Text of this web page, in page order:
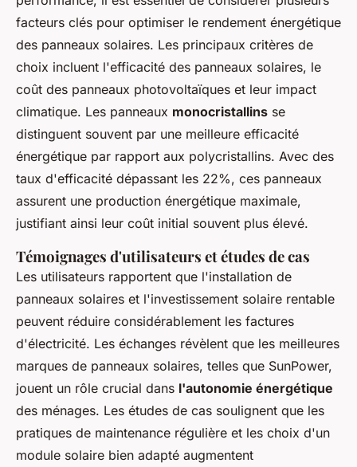
facteurs clés pour optimiser le rendement énergétique
des panneaux solaires. Les principaux critères de
choix incluent l'efficacité des panneaux solaires, le
coût des panneaux photovoltaïques et leur impact
climatique. Les panneaux monocristallins se
distinguent souvent par une meilleure efficacité
énergétique par rapport aux polycristallins. Avec des
taux d'efficacité dépassant les 22%, ces panneaux
assurent une production énergétique maximale,
justifiant ainsi leur coût initial souvent plus élevé.
Témoignages d'utilisateurs et études de cas
Les utilisateurs rapportent que l'installation de
panneaux solaires et l'investissement solaire rentable
peuvent réduire considérablement les factures
d'électricité. Les échanges révèlent que les meilleures
marques de panneaux solaires, telles que SunPower,
jouent un rôle crucial dans l'autonomie énergétique
des ménages. Les études de cas soulignent que les
pratiques de maintenance régulière et les choix d'un
module solaire bien adapté augmentent